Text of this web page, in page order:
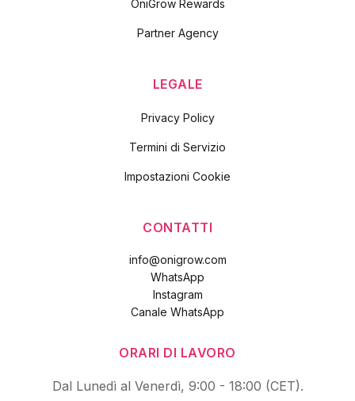
OniGrow Rewards
Partner Agency
LEGALE
Privacy Policy
Termini di Servizio
Impostazioni Cookie
CONTATTI
info@onigrow.com
WhatsApp
Instagram
Canale WhatsApp
ORARI DI LAVORO
Dal Lunedì al Venerdì, 9:00 - 18:00 (CET).